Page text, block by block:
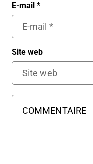
E-mail *
Site web